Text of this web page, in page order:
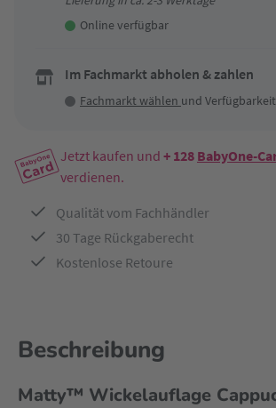
Online verfügbar
Im Fachmarkt abholen & zahlen
Fachmarkt wählen und
Jetzt kaufen und + 128 BabyOne-
verdienen.
Qualität vom Fachhändler
30 Tage Rückgaberecht
Kostenlose Retoure
Beschreibung
Matty™ Wickelauflage